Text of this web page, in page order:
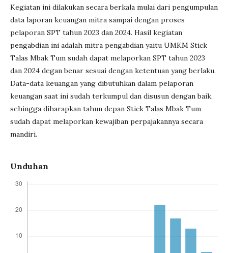
Kegiatan ini dilakukan secara berkala mulai dari pengumpulan
data laporan keuangan mitra sampai dengan proses
pelaporan SPT tahun 2023 dan 2024. Hasil kegiatan
pengabdian ini adalah mitra pengabdian yaitu UMKM Stick
Talas Mbak Tum sudah dapat melaporkan SPT tahun 2023
dan 2024 degan benar sesuai dengan ketentuan yang berlaku.
Data-data keuangan yang dibutuhkan dalam pelaporan
keuangan saat ini sudah terkumpul dan disusun dengan baik,
sehingga diharapkan tahun depan Stick Talas Mbak Tum
sudah dapat melaporkan kewajiban perpajakannya secara
mandiri.
Unduhan